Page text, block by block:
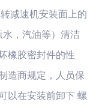
减速机安装面上的
，汽油等）清洁
橡胶密封件的性
造商规定，人员保
以在安装前卸下 螺